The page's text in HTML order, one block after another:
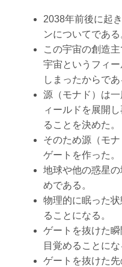
2038年前後に起
ンについてである
この宇宙の創造
宇宙というフィ
しまったからであ
源（モナド）は
ィールドを展開
ることを決めた。
そのため源（モ
ゲートを作った。
地球や他の惑星
めである。
物理的に眠った
ることになる。
ゲートを抜けた
目覚めることにな
ゲートを抜けた